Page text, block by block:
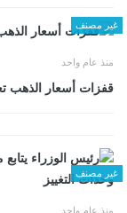
غير مصنف
منذ عام واحد
قفزات أسعار الذهب
غير مصنف
منذ عام واحد